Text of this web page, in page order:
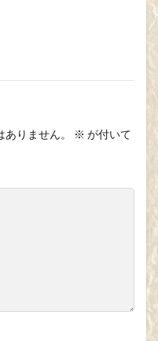
りません。 ※ が付いて